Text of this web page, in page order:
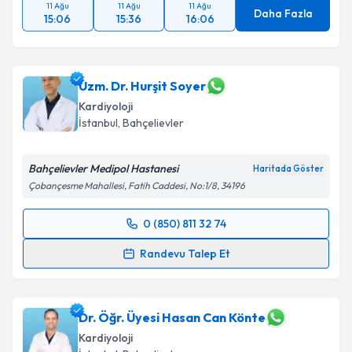
11 Ağu
15:06
11 Ağu
15:36
11 Ağu
16:06 Daha Fazla
Uzm. Dr. Hurşit Soyer
Kardiyoloji
İstanbul, Bahçelievler
Bahçelievler Medipol Hastanesi Haritada Göster
Çobançesme Mahallesi, Fatih Caddesi, No:1/8, 34196
0 (850) 811 32 74
Randevu Talep Et
Randevu Takvimi Talebi
takvim hazırlandığında e-posta ile bilgilendireceğiz.
E-posta Adresiniz
Dr. Öğr. Üyesi Hasan Can Könte
Kardiyoloji